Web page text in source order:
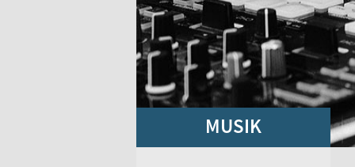
MUSIK